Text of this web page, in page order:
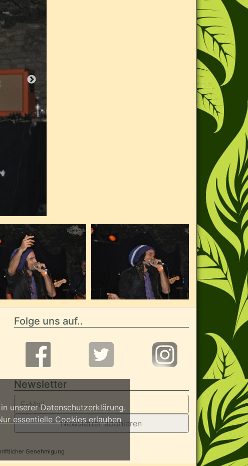
Folge uns auf..
Newsletter
Newsletter abonieren
Genehmigung
unsererDatenschutzerklärung.
essentielle Cookies erlauben